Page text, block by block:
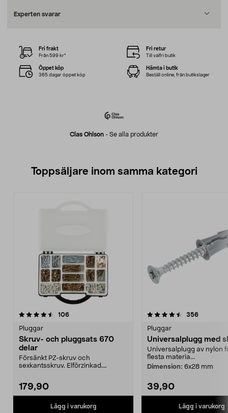
Experten svarar
Clas Ohlson - Se alla produkter
Fri frakt
Från 599 kr*
Fri retur
Till valfri butik
Öppet köp
365 dagar öppet köp
Hämta i butik
Beställ online, från butikslager
Toppsäljare inom samma kategori
106recensioner
Pluggar
Skruv- och pluggsats 670
delar
Försänkt PZ-skruv och
sexkantsskruv. Elförzinkad.
179,90
Lägg i varukorg
4.5 av 5 stjärnor 356
Pluggar
Universalplugg med
Universalplugg av nylon
flesta materia...
Dimension: 6x28 mm
39,90
Lägg i varukorg
5.0 av 5 stjärnor